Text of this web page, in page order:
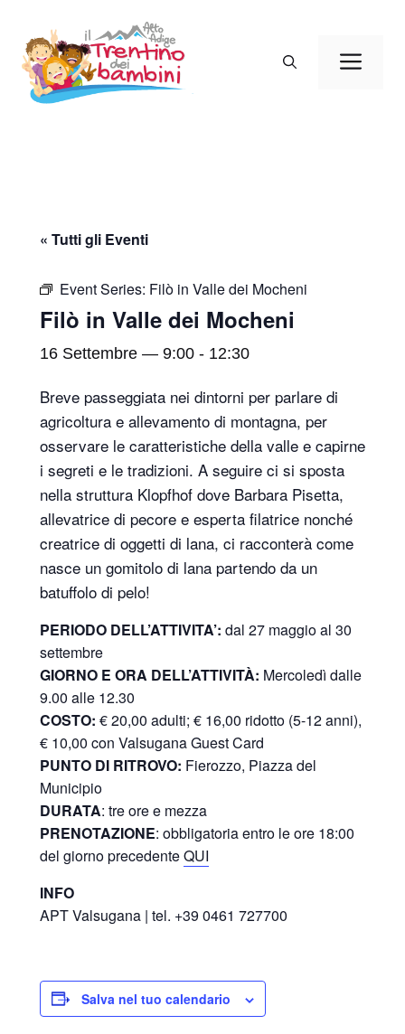
contenuto
« Tutti gli Eventi
Event Series: Filò in Valle dei Mocheni
Filò in Valle dei Mocheni
16 Settembre — 9:00 - 12:30
Breve passeggiata nei dintorni per parlare di
agricoltura e allevamento di montagna, per
osservare le caratteristiche della valle e capirne
i segreti e le tradizioni. A seguire ci si sposta
nella struttura Klopfhof dove Barbara Pisetta,
allevatrice di pecore e esperta filatrice nonché
creatrice di oggetti di lana, ci racconterà come
nasce un gomitolo di lana partendo da un
batuffolo di pelo!
PERIODO DELL’ATTIVITA’: dal 27 maggio al 30
settembre
GIORNO E ORA DELL’ATTIVITÀ: Mercoledì dalle
9.00 alle 12.30
COSTO: € 20,00 adulti; € 16,00 ridotto (5-12 anni),
€ 10,00 con Valsugana Guest Card
PUNTO DI RITROVO: Fierozzo, Piazza del
Municipio
DURATA: tre ore e mezza
PRENOTAZIONE: obbligatoria entro le ore 18:00
del giorno precedenteQUI
INFO
APT Valsugana | tel. +39 0461 727700
Salva nel tuo calendario